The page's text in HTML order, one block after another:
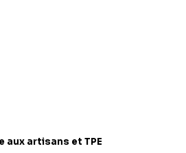
aux artisans et TPE